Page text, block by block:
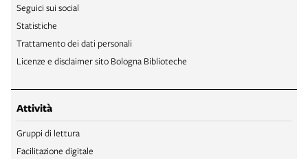
Seguici sui social
Statistiche
Trattamento dei dati personali
Licenze e disclaimer sito Bologna Biblioteche
Attività
Gruppi di lettura
Facilitazione digitale